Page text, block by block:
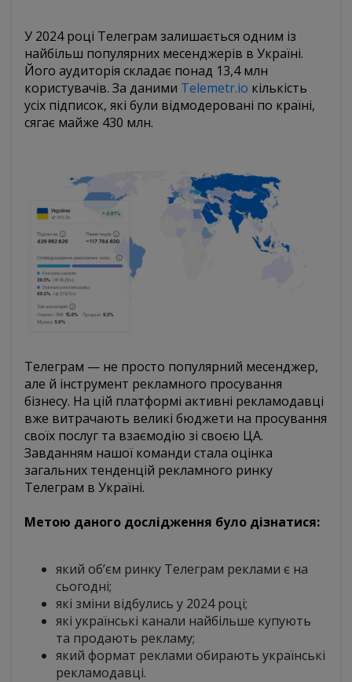
У 2024 році Телеграм залишається одним із
найбільш популярних месенджерів в Україні.
Його аудиторія складає понад 13,4 млн
користувачів. За даними Telemetr.io кількість
усіх підписок, які були відмодеровані по країні,
сягає майже 430 млн.
Телеграм — не просто популярний месенджер,
але й інструмент рекламного просування
бізнесу. На цій платформі активні рекламодавці
вже витрачають великі бюджети на просування
своїх послуг та взаємодію зі своєю ЦА.
Завданням нашої команди стала оцінка
загальних тенденцій рекламного ринку
Телеграм в Україні.
Метою даного дослідження було дізнатися:
який обʼєм ринку Телеграм реклами є на
сьогодні;
які зміни відбулись у 2024 році;
які українські канали найбільше купують
та продають рекламу;
який формат реклами обирають українські
рекламодавці.